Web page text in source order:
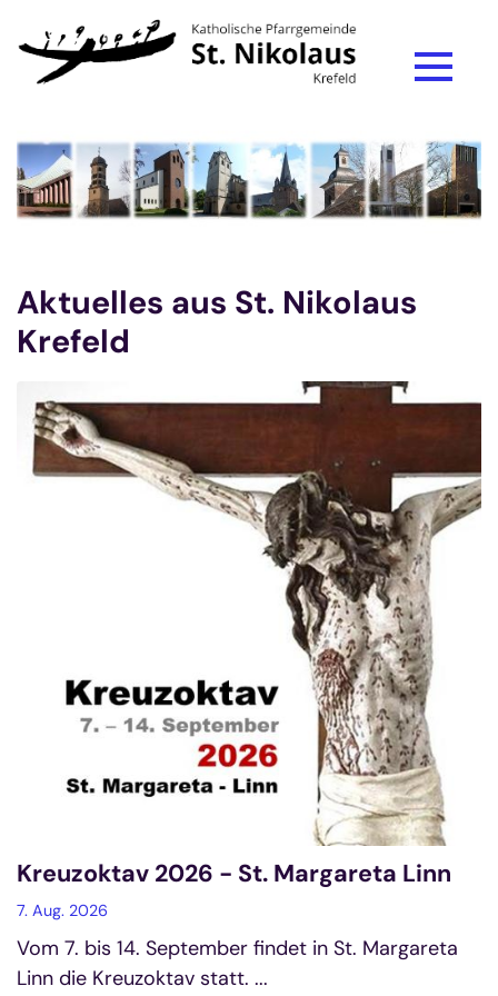
Zum Inhalt springen
Aktuelles aus St. Nikolaus
Krefeld
Kreuzoktav 2026 - St. Margareta Linn
7. Aug. 2026
Vom 7. bis 14. September findet in St. Margareta
Linn die Kreuzoktav statt. ...